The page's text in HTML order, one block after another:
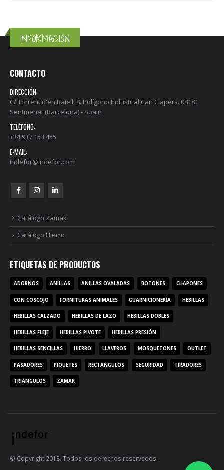
INFORMACIÓN
CONTACTO
DIRECCIÓN:
C/ Torrent d'en Baiell, 8. Polígono Industrial Can Clapers. 08181
Sentmenat (Barcelona) - Spain
TELÉFONO:
+34 937 153 455
E-MAIL:
indefor@indefor.com
Catálogo Zamak
Catálogo Hierro
ETIQUETAS DE PRODUCTOS
ADORNOS ANILLAS ANILLAS OVALADAS BOTONES CHAPONES
CON COSCOJO FORNITURAS ANIMALES GUARNICIONERÍA HEBILLAS
HEBILLAS CALZADO HEBILLAS DE LAZO HEBILLAS DOBLES
HEBILLAS FLEJE HEBILLAS PIVOTE HEBILLAS PRESIÓN
HEBILLAS SENCILLAS HIERRO LLAVEROS MOSQUETONES OUTLET
PASADORES PIQUETES RECTÁNGULOS SEGURIDAD TIRADORES
TRIÁNGULOS ZAMAK
© Copyright 2018. Todos los derechos reservados.